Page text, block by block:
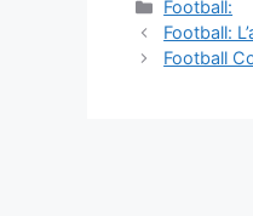
Catégories
Football:
Navigation
des
Football:
Football